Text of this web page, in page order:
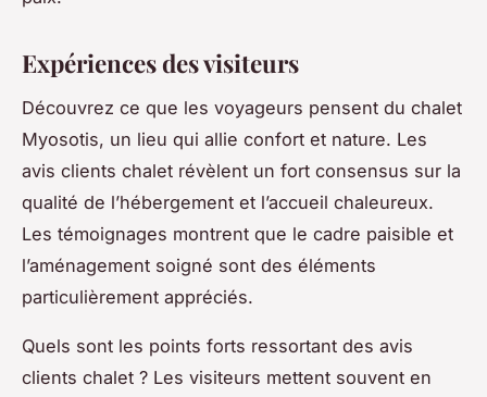
Expériences des visiteurs
Découvrez ce que les voyageurs pensent du chalet
Myosotis, un lieu qui allie confort et nature. Les
avis clients chalet révèlent un fort consensus sur la
qualité de l’hébergement et l’accueil chaleureux.
Les témoignages montrent que le cadre paisible et
l’aménagement soigné sont des éléments
particulièrement appréciés.
Quels sont les points forts ressortant des avis
clients chalet ? Les visiteurs mettent souvent en